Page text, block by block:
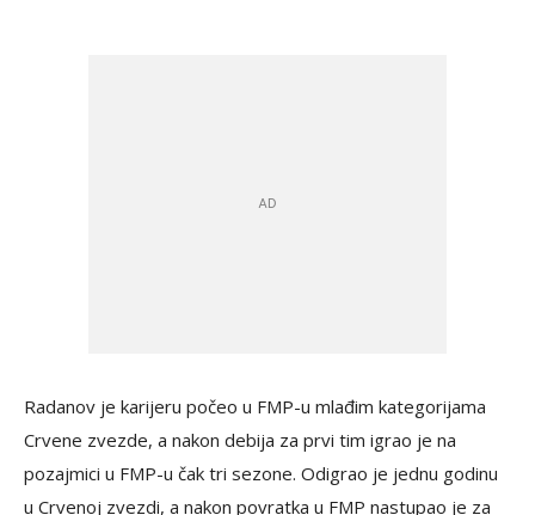
Radanov je karijeru počeo u FMP-u mlađim kategorijama
Crvene zvezde, a nakon debija za prvi tim igrao je na
pozajmici u FMP-u čak tri sezone. Odigrao je jednu godinu
u Crvenoj zvezdi, a nakon povratka u FMP nastupao je za